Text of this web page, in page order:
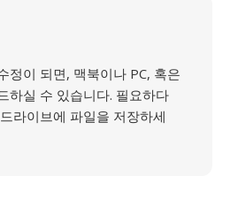
정이 되면, 맥북이나 PC, 혹은
하실 수 있습니다. 필요하다
라이브에 파일을 저장하세